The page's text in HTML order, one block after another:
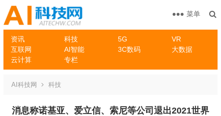
资讯 科技 5G
VR
互联网
AI智能 3C数码
大数据
云计算
专栏
菜单
AI科技网 科技
消息称诺基亚、爱立信、索尼等公司退出2021世界